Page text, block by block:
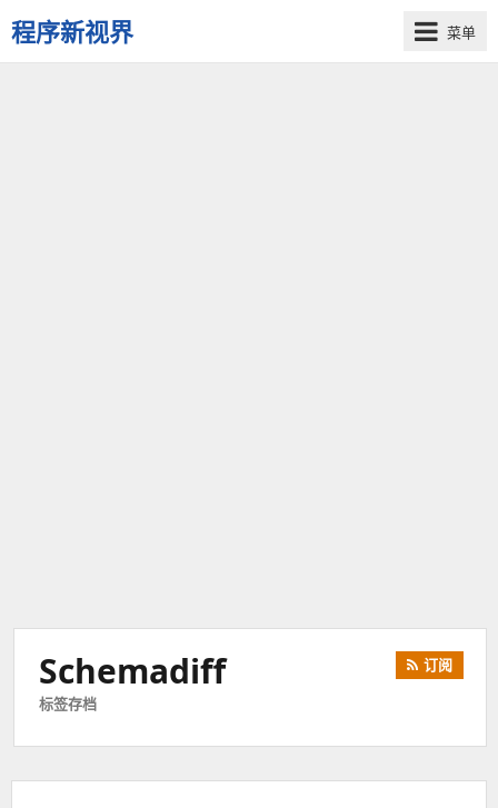
程序新视界
开
菜单
Schemadiff
标签存档
订阅